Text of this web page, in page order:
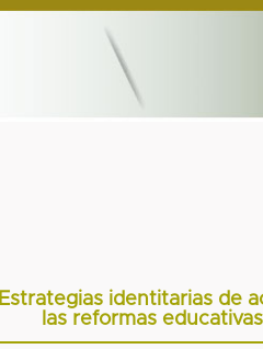
identitarias de
las reformas educativas